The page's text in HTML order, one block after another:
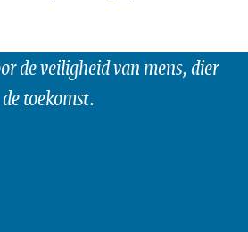
de veiligheid van mens, dier
toekomst.